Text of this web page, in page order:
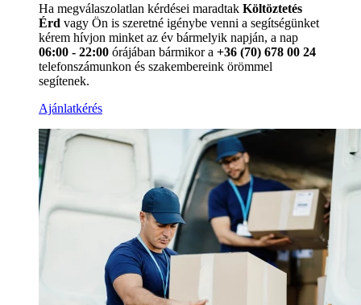
Ha megválaszolatlan kérdései maradtak Költöztetés
Érd vagy Ön is szeretné igénybe venni a segítségünket
kérem hívjon minket az év bármelyik napján, a nap
06:00 - 22:00 órájában bármikor a +36 (70) 678 00 24
telefonszámunkon és szakembereink örömmel
segítenek.
Ajánlatkérés